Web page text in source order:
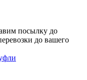
посылку до
до вашего